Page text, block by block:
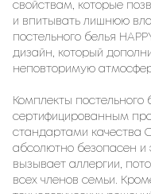
свойствам, которые
и впитывать лишнюю
постельного белья
дизайн, который
неповторимую
Комплекты постельного
сертифицированным
стандартами качества
абсолютно безопасен и
вызывает аллергии,
всех членов семьи.